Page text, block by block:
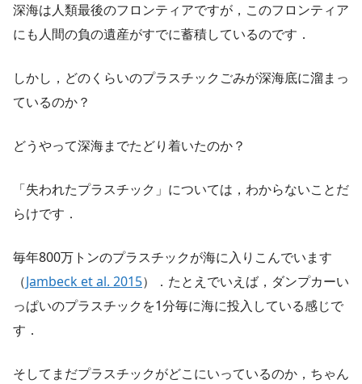
深海は人類最後のフロンティアですが，このフロンティア
にも人間の負の遺産がすでに蓄積しているのです．
しかし，どのくらいのプラスチックごみが深海底に溜まっ
ているのか？
どうやって深海までたどり着いたのか？
「失われたプラスチック」については，わからないことだ
らけです．
毎年800万トンのプラスチックが海に入りこんでいます
（Jambeck et al. 2015）．たとえでいえば，ダンプカーい
っぱいのプラスチックを1分毎に海に投入している感じで
す．
そしてまだプラスチックがどこにいっているのか，ちゃん